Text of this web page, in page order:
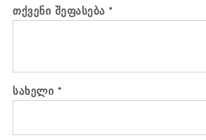
თქვენი შეფასება*
სახელი *